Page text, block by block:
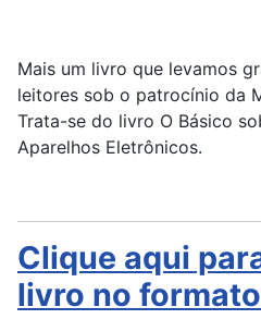
Mais um livro que levamos
leitores sob o patrocínio da
Trata-se do livro O Básico
Aparelhos Eletrônicos.
Clique aqui
livro no formato